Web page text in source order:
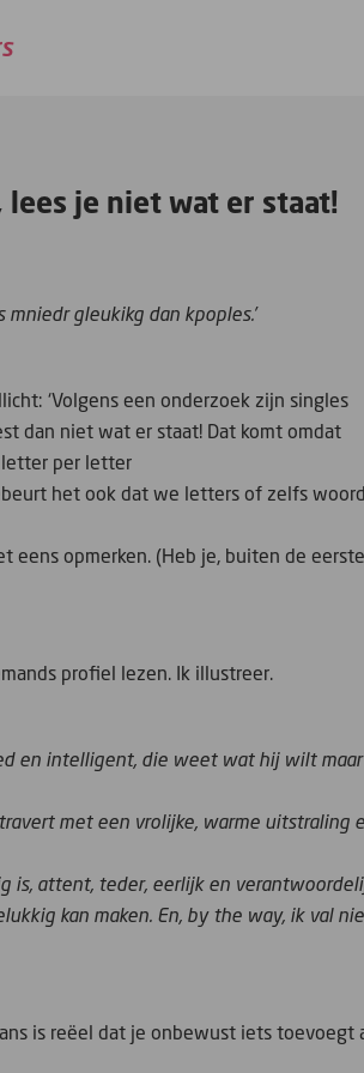
je niet wat er staat!
gleukikg dan kpoples.’
‘Volgens een onderzoek zijn singles
dan niet wat er staat! Dat komt omdat
letter per letter
het ook dat we letters of zelfs
opmerken. (Heb je, buiten de eerste
profiel lezen. Ik illustreer.
en intelligent, die weet wat hij wilt maar
met een vrolijke, warme uitstraling
is, attent, teder, eerlijk en
kan maken. En, by the way, ik val
is reëel dat je onbewust iets toevoegt